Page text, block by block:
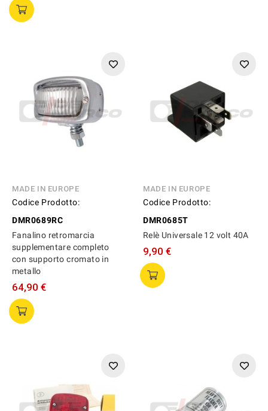
MADE IN EUROPE
Codice Prodotto:
DMR0689RC
Fanalino retromarcia
supplementare completo
con supporto cromato in
metallo
64,90 €
MADE IN EUROPE
Codice Prodotto:
DMR0685T
Relè Universale 12 volt 40A
9,90 €